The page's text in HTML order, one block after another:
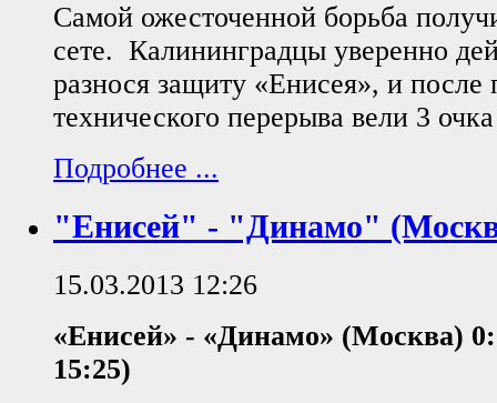
Самой ожесточенной борьба
сете. Калининградцы уверенно
разнося защиту «Енисея», и после
технического перерыва вели 3
Подробнее ...
"Енисей" - "Динамо"
15.03.2013 12:26
«Енисей» - «Динамо» (Москва)
15:25)